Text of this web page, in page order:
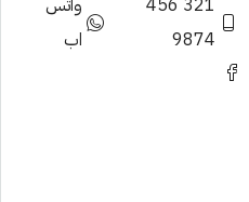
9874
اب